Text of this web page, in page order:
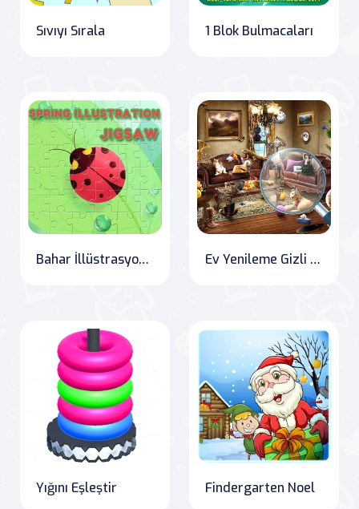
Sıvıyı Sırala 1 Blok Bulmacaları
Bahar İllüstrasyon Bulmacası Ev Yenileme Gizli Nesne
Yığını Eşleştir Findergarten Noel